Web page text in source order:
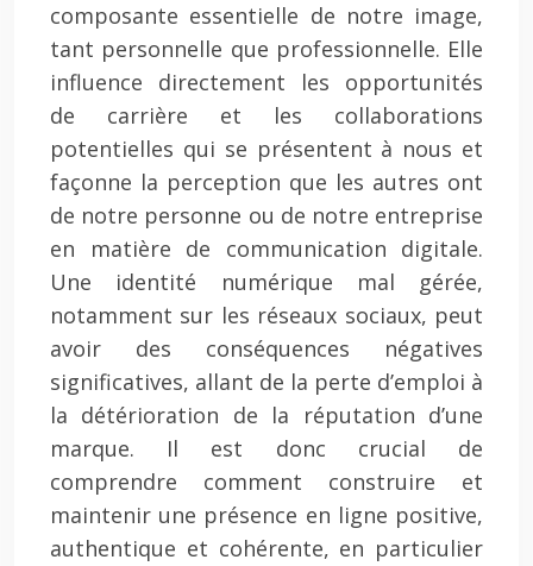
composante essentielle de notre image,
tant personnelle que professionnelle. Elle
influence directement les opportunités
de carrière et les collaborations
potentielles qui se présentent à nous et
façonne la perception que les autres ont
de notre personne ou de notre entreprise
en matière de communication digitale.
Une identité numérique mal gérée,
notamment sur les réseaux sociaux, peut
avoir des conséquences négatives
significatives, allant de la perte d’emploi à
la détérioration de la réputation d’une
marque. Il est donc crucial de
comprendre comment construire et
maintenir une présence en ligne positive,
authentique et cohérente, en particulier